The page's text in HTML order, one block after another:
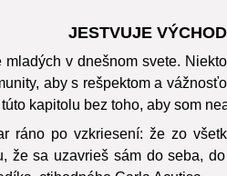
JESTVUJE
v dnešnom svete.
aby s rešpektom a
kapitolu bez toho, aby som
ráno po vzkriesení: že zo
sa uzavrieš sám do seba,